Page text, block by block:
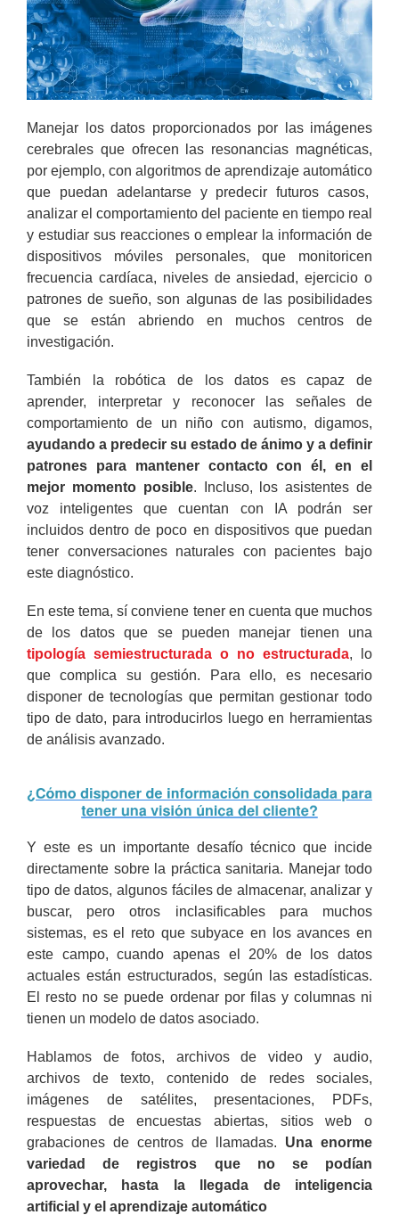
Manejar los datos proporcionados por las imágenes
cerebrales que ofrecen las resonancias magnéticas,
por ejemplo, con algoritmos de aprendizaje automático
que puedan adelantarse y predecir futuros casos,
analizar el comportamiento del paciente en tiempo real
y estudiar sus reacciones o emplear la información de
dispositivos móviles personales, que monitoricen
frecuencia cardíaca, niveles de ansiedad, ejercicio o
patrones de sueño, son algunas de las posibilidades
que se están abriendo en muchos centros de
investigación.
También la robótica de los datos es capaz de
aprender, interpretar y reconocer las señales de
comportamiento de un niño con autismo, digamos,
ayudando a predecir su estado de ánimo y a definir
patrones para mantener contacto con él, en el
mejor momento posible. Incluso, los asistentes de
voz inteligentes que cuentan con IA podrán ser
incluidos dentro de poco en dispositivos que puedan
tener conversaciones naturales con pacientes bajo
este diagnóstico.
En este tema, sí conviene tener en cuenta que muchos
de los datos que se pueden manejar tienen una
tipología semiestructurada o no estructurada, lo
que complica su gestión. Para ello, es necesario
disponer de tecnologías que permitan gestionar todo
tipo de dato, para introducirlos luego en herramientas
de análisis avanzado.
Y este es un importante desafío técnico que incide
directamente sobre la práctica sanitaria. Manejar todo
tipo de datos, algunos fáciles de almacenar, analizar y
buscar, pero otros inclasificables para muchos
sistemas, es el reto que subyace en los avances en
este campo, cuando apenas el 20% de los datos
actuales están estructurados, según las estadísticas.
El resto no se puede ordenar por filas y columnas ni
tienen un modelo de datos asociado.
Hablamos de fotos, archivos de video y audio,
archivos de texto, contenido de redes sociales,
imágenes de satélites, presentaciones, PDFs,
respuestas de encuestas abiertas, sitios web o
grabaciones de centros de llamadas. Una enorme
variedad de registros que no se podían
aprovechar, hasta la llegada de inteligencia
artificial y el aprendizaje automático